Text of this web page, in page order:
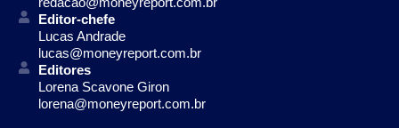
Editor-chefe
Lucas Andrade
lucas@moneyreport.com.br
Editores
Lorena Scavone Giron
lorena@moneyreport.com.br